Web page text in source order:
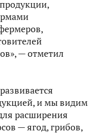
— отметил
и мы видим
расширения
— ягод, грибов,